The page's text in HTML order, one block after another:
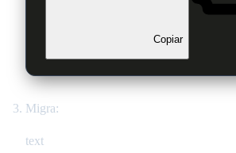
Copiar
Migra:
text